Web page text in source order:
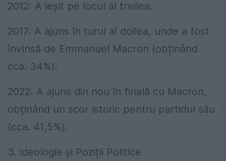
2012: A ieșit pe locul al treilea.
2017: A ajuns în turul al doilea, unde a fost
învinsă de Emmanuel Macron (obținând
cca. 34%).
2022: A ajuns din nou în finală cu Macron,
obținând un scor istoric pentru partidul său
(cca. 41,5%).
3. Ideologie și Poziții Politice